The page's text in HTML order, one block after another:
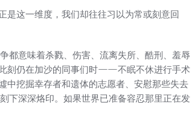
是这一维度，我们却往往习以为常或刻意回
意味着杀戮、伤害、流离失所、酷刑、羞辱
刻仍在加沙的同事们时——不眠不休进行手术
中挖掘幸存者和遗体的志愿者、安慰那些失去
深深烙印。如果世界已准备容忍那里正在发